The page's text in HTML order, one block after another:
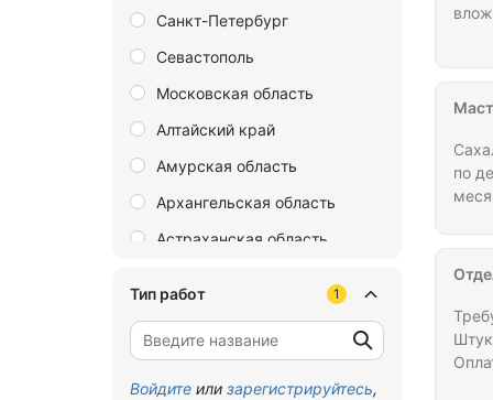
Санкт-Петербург
Севастополь
Московская область
Алтайский край
Амурская область
Архангельская область
Астраханская область
Брянская область
Владимирская область
Тип работ 1
Войдите или зарегистрируйтесь,
по